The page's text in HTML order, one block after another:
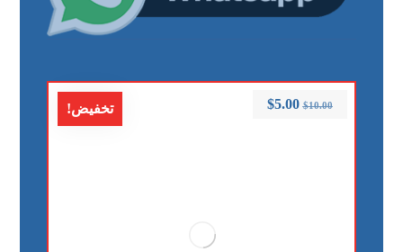
تخفيض! $10.00
$5.00